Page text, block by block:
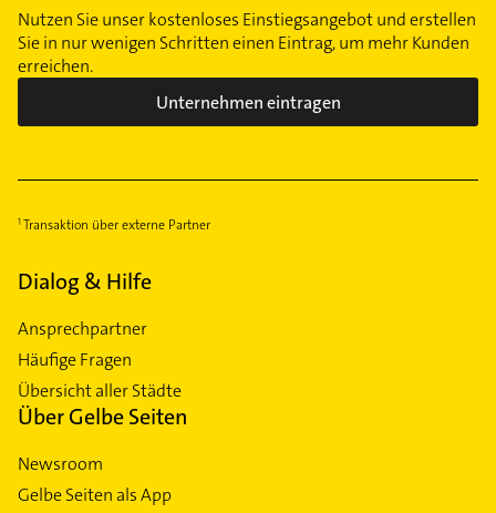
Nutzen Sie unser kostenloses Einstiegsangebot und erstellen
Sie in nur wenigen Schritten einen Eintrag, um mehr Kunden
erreichen.
Unternehmen eintragen
Transaktion über externe Partner
Dialog & Hilfe
Ansprechpartner
Häufige Fragen
Übersicht aller Städte
Über Gelbe Seiten
Newsroom
Gelbe Seiten als App